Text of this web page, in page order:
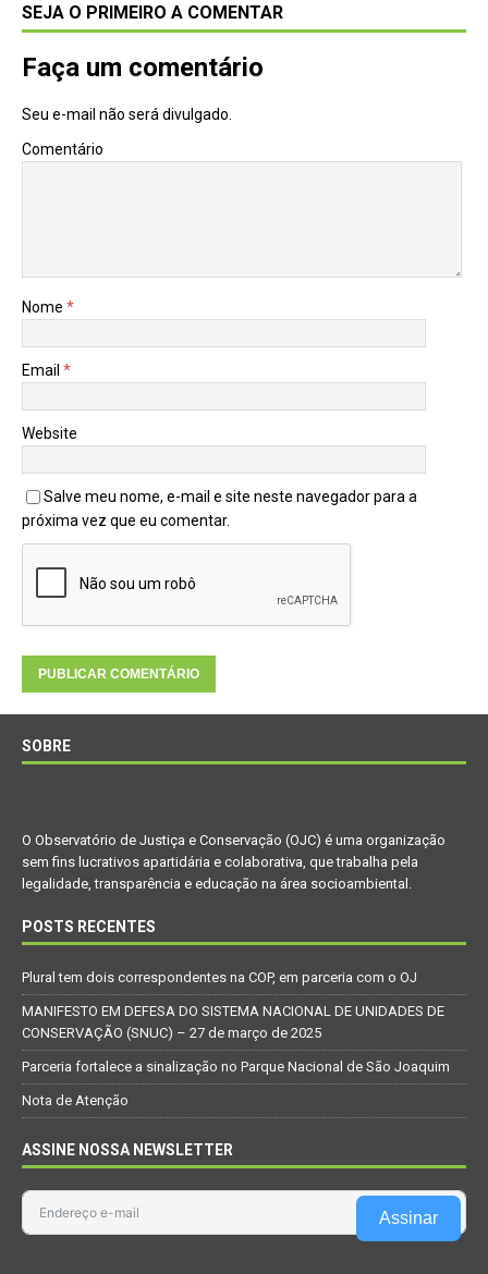
SEJA O PRIMEIRO A COMENTAR
Faça um comentário
Seu e-mail não será divulgado.
Comentário
Nome *
Email *
Website
Salve meu nome, e-mail e site neste navegador para a
próxima vez que eu comentar.
SOBRE
O Observatório de Justiça e Conservação (OJC) é uma organização
sem fins lucrativos apartidária e colaborativa, que trabalha pela
legalidade, transparência e educação na área socioambiental.
POSTS RECENTES
Plural tem dois correspondentes na COP, em parceria com o OJ
MANIFESTO EM DEFESA DO SISTEMA NACIONAL DE UNIDADES DE
CONSERVAÇÃO (SNUC) – 27 de março de 2025
Parceria fortalece a sinalização no Parque Nacional de São Joaquim
Nota de Atenção
ASSINE NOSSA NEWSLETTER
Assinar